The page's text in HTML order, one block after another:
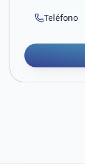
Teléfono